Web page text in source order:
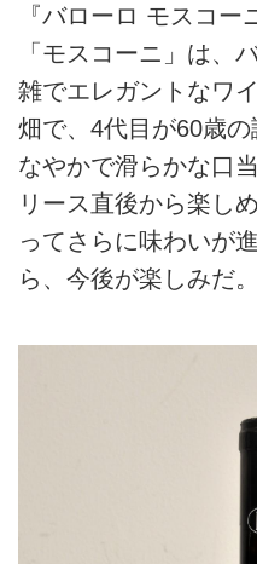
『バローロ モスコ
「モスコーニ」は、
雑でエレガントなワ
畑で、4代目が60歳
なやかで滑らかな口
リース直後から楽し
ってさらに味わいが
ら、今後が楽しみだ。